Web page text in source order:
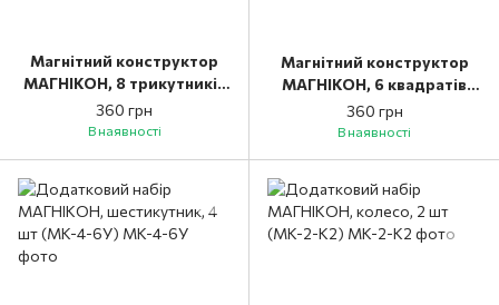
Магнітний конструктор
МАГНІКОН, 8 трикутників
(MK-8)
360 грн
В наявності
Магнітний конструктор
МАГНІКОН, 6 квадратів
(MK-6)
360 грн
В наявності